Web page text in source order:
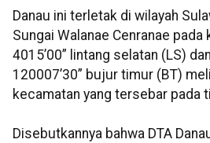
Danau ini terletak di wilayah
Sungai Walanae Cenranae pada
4015’00” lintang selatan (LS)
120007’30” bujur timur (BT)
kecamatan yang tersebar pada
Disebutkannya bahwa DTA